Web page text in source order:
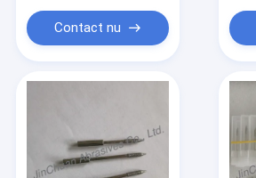
Contact nu